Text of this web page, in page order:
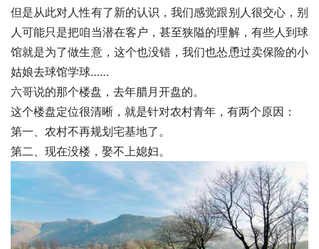
但是从此对人性有了新的认识，我们感觉跟别人很交心，别
人可能只是把咱当潜在客户，甚至狭隘的理解，有些人到球
馆就是为了做生意，这个也没错，我们也怂恿过卖保险的小
姑娘去球馆学球……
六哥说的那个楼盘，去年腊月开盘的。
这个楼盘定位很清晰，就是针对农村青年，有两个原因：
第一、农村不再规划宅基地了。
第二、现在没楼，娶不上媳妇。